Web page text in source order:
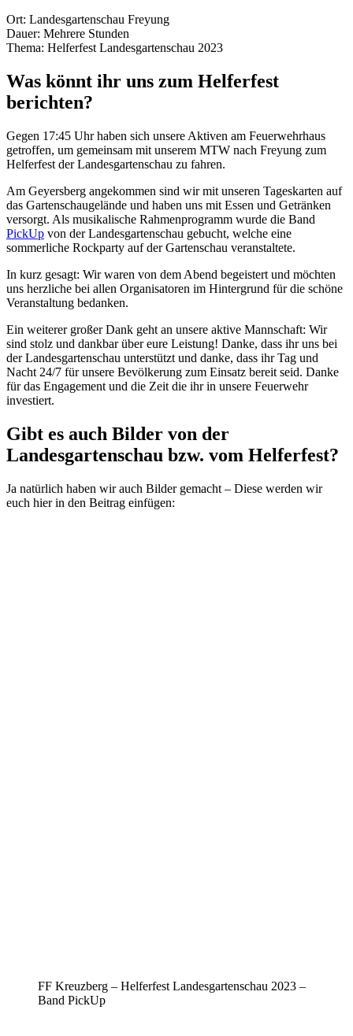
Ort: Landesgartenschau Freyung
Dauer: Mehrere Stunden
Thema: Helferfest Landesgartenschau 2023
Was könnt ihr uns zum Helferfest
berichten?
Gegen 17:45 Uhr haben sich unsere Aktiven am Feuerwehrhaus
getroffen, um gemeinsam mit unserem MTW nach Freyung zum
Helferfest der Landesgartenschau zu fahren.
Am Geyersberg angekommen sind wir mit unseren Tageskarten auf
das Gartenschaugelände und haben uns mit Essen und Getränken
versorgt. Als musikalische Rahmenprogramm wurde die Band
PickUp von der Landesgartenschau gebucht, welche eine
sommerliche Rockparty auf der Gartenschau veranstaltete.
In kurz gesagt: Wir waren von dem Abend begeistert und möchten
uns herzliche bei allen Organisatoren im Hintergrund für die schöne
Veranstaltung bedanken.
Ein weiterer großer Dank geht an unsere aktive Mannschaft: Wir
sind stolz und dankbar über eure Leistung! Danke, dass ihr uns bei
der Landesgartenschau unterstützt und danke, dass ihr Tag und
Nacht 24/7 für unsere Bevölkerung zum Einsatz bereit seid. Danke
für das Engagement und die Zeit die ihr in unsere Feuerwehr
investiert.
Gibt es auch Bilder von der
Landesgartenschau bzw. vom Helferfest?
Ja natürlich haben wir auch Bilder gemacht – Diese werden wir
euch hier in den Beitrag einfügen:
FF Kreuzberg – Helferfest Landesgartenschau 2023 –
Band PickUp